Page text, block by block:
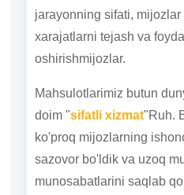
jarayonning sifati,
xarajatlarni tejash va
oshirishmijozlar.
Mahsulotlarimiz butun
doim "sifatli xizmat"Ruh.
ko'proq mijozlarning
sazovor bo'ldik va uzoq
munosabatlarini saqlab